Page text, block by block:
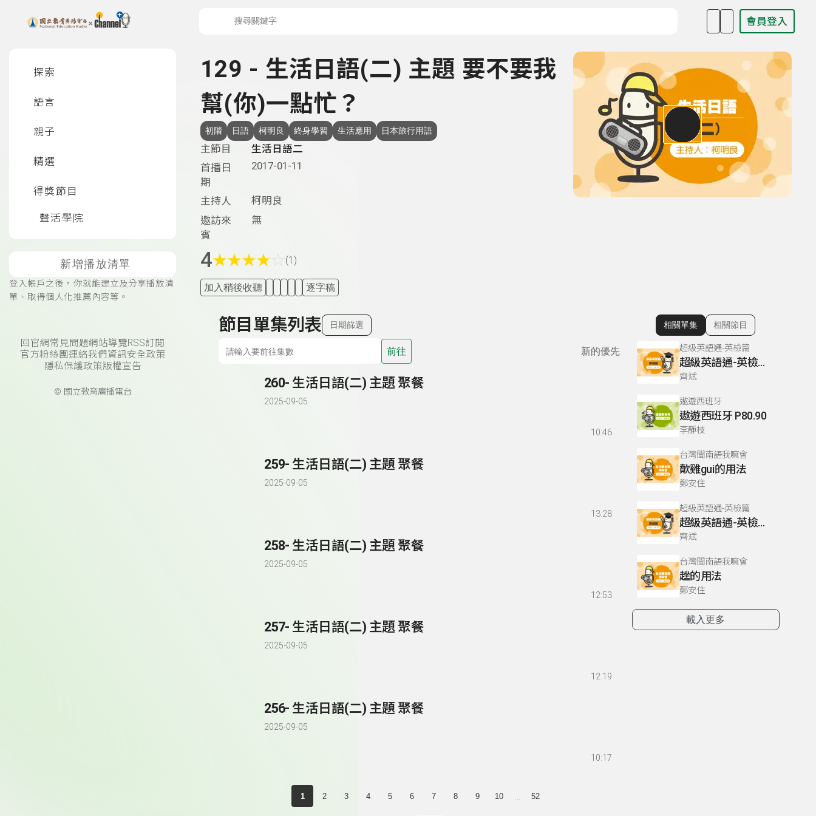
上方功能區塊 會員登入
探索
語言
親子
精選
得獎節目
聲活學院
新增播放清單
登入帳戶之後，你就能建立及分享播放清
單、取得個人化推薦內容等。
回官網常見問題網站導覽RSS訂閱
官方粉絲團連絡我們 資訊安全政策
隱私保護政策版權宣告
© 國立教育廣播電台
129 - 生活日語(二) 主題 要不要我
幫(你)一點忙？
初階 日語 柯明良 終身學習 生活應用 日本旅行用語
主節目
生活日語二
首播日
期
2017-01-11
主持人
柯明良
邀訪來
賓
無
4★★★★ (1)
加入稍後收聽 逐字稿
節目單集列表 日期篩選
前往 新的優先
260- 生活日語(二) 主題 聚餐
2025-09-05
10:46
259- 生活日語(二) 主題 聚餐
2025-09-05
13:28
258- 生活日語(二) 主題 聚餐
2025-09-05
12:53
257- 生活日語(二) 主題 聚餐
2025-09-05
12:19
256- 生活日語(二) 主題 聚餐
2025-09-05
10:17
1 2 3 4 5 6 7 8 9 10 52
顯示相關單集
相關單集 相關節目
超級英語通-英檢篇
超級英語通-英檢篇 083 Cloze Test/段落填空-13
齊斌
遨遊西班牙
遨遊西班牙 P80.90
李靜枝
台灣閩南語我嘛會
歕雞gui的用法
鄭安住
超級英語通-英檢篇
超級英語通-英檢篇 035 Weekend Trip- 週末旅遊
齊斌
台灣閩南語我嘛會
趖的用法
鄭安住
載入更多